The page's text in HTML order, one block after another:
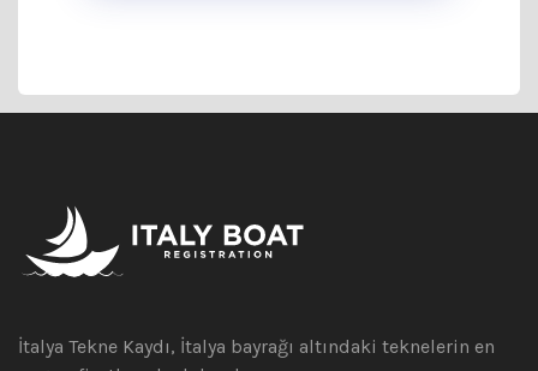
İtalya Tekne Kaydı, İtalya bayrağı altındaki teknelerin en